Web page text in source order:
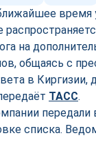
время
на
общаясь с
в Киргизии,
ТАСС.
списка.